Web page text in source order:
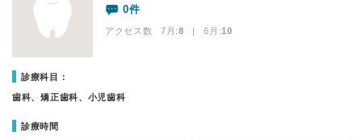
0件
アクセス数 7月:8 | 6月:10
診療科目：
歯科、矯正歯科、小児歯科
診療時間